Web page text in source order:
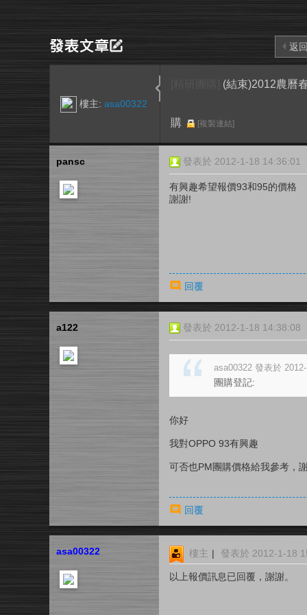
返
樓主: asa00322
(結束)2012農曆
購 [複製連結]
pansc 發表於 2012-1-18 14:36:01
有興趣希望報價93和95的價格
謝謝!
回覆
a122 發表於 2012-1-18 14:38:08
asa00322 發表於
團購登記:
你好
我對OPPO 93有興趣
可否也PM團購價格給我參考，
回覆
asa00322 樓主 | 發表於 2012-1-18
以上報價訊息已回覆，謝謝。